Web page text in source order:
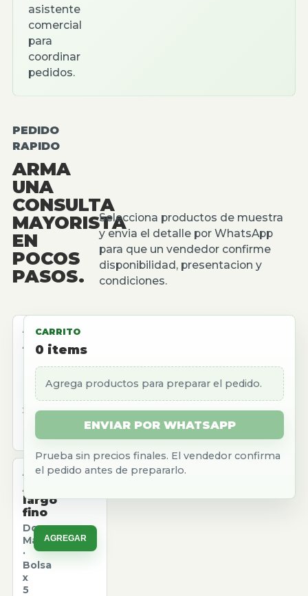
asistente
comercial
para
coordinar
pedidos.
PEDIDO
RAPIDO
ARMA
UNA
CONSULTA
MAYORISTA
EN
POCOS
PASOS.
Selecciona productos de muestra
y envia el detalle por WhatsApp
para que un vendedor confirme
disponibilidad, presentacion y
condiciones.
ALMACEN
Aceite
girasol
Natura
Caja
x
AGREGAR
ALMACEN
Arroz
largo
fino
Don
Marcos
·
Bolsa
x
5
AGREGAR
CARRITO
0 items
Agrega productos para preparar el pedido.
ENVIAR POR WHATSAPP
Prueba sin precios finales. El vendedor confirma
el pedido antes de prepararlo.